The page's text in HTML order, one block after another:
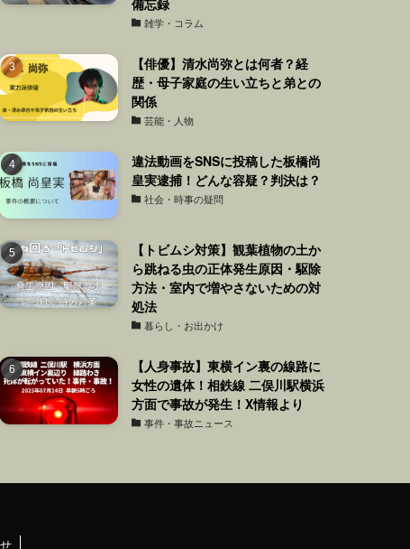
雑学・コラム
【俳優】清水尚弥とは何者？経
歴・母子家庭の生い立ちと弟との
関係
芸能・人物
違法動画をSNSに投稿した板橋尚
皇実逮捕！どんな容疑？判決は？
社会・時事の疑問
【トビムシ対策】観葉植物の土か
ら跳ねる虫の正体発生原因・駆除
方法・室内で増やさないための対
処法
暮らし・お出かけ
【人身事故】東横イン裏の線路に
女性の遺体！相鉄線 二俣川駅横浜
方面で事故が発生！X情報より
事件・事故ニュース